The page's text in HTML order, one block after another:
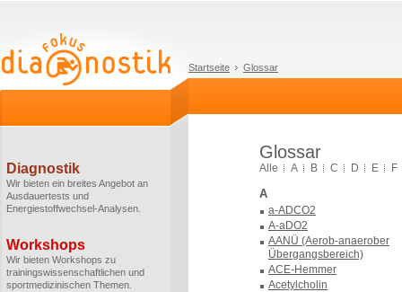
Startseite Glossar
Diagnostik
Wir bieten ein breites Angebot an
Ausdauertests und
Energiestoffwechsel-Analysen.
Workshops
Wir bieten Workshops zu
trainingswissenschaftlichen und
sportmedizinischen Themen.
Glossar
Alle A B C D E F
A
a-ADCO2
A-aDO2
AANÜ (Aerob-anaerober
Übergangsbereich)
ACE-Hemmer
Acetylcholin